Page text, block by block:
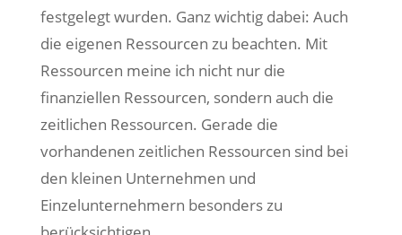
festgelegt wurden. Ganz wichtig dabei: Auch
die eigenen Ressourcen zu beachten. Mit
Ressourcen meine ich nicht nur die
finanziellen Ressourcen, sondern auch die
zeitlichen Ressourcen. Gerade die
vorhandenen zeitlichen Ressourcen sind bei
den kleinen Unternehmen und
Einzelunternehmern besonders zu